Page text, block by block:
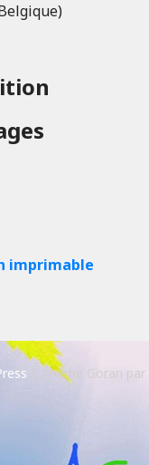
imprimable
Thème Goran par